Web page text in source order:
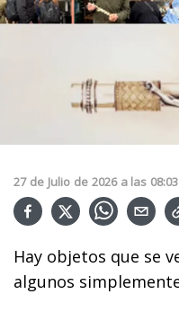
27 de Julio de 2026 a las 08:03
Hay objetos que se
algunos